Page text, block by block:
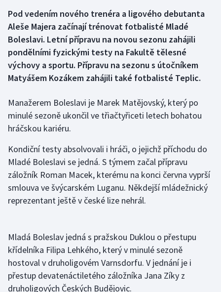
Box
Curling
Dostihy
Futsal
Gymnastika
Házená
Judo
Krasobruslení
Lezení
Pod vedením nového trenéra a ligového debutanta
Aleše Majera začínají trénovat fotbalisté Mladé
Boleslavi. Letní přípravu na novou sezonu zahájili
pondělními fyzickými testy na Fakultě tělesné
výchovy a sportu. Přípravu na sezonu s útočníkem
Matyášem Kozákem zahájili také fotbalisté Teplic.
Manažerem Boleslavi je Marek Matějovský, který po
minulé sezoně ukončil ve třiačtyřiceti letech bohatou
hráčskou kariéru.
Kondiční testy absolvovali i hráči, o jejichž příchodu do
Mladé Boleslavi se jedná. S týmem začal přípravu
záložník Roman Macek, kterému na konci června vyprší
smlouva ve švýcarském Luganu. Někdejší mládežnický
reprezentant ještě v české lize nehrál.
Mladá Boleslav jedná s pražskou Duklou o přestupu
křídelníka Filipa Lehkého, který v minulé sezoně
hostoval v druholigovém Varnsdorfu. V jednání je i
přestup devatenáctiletého záložníka Jana Zíky z
druholigových Českých Budějovic.